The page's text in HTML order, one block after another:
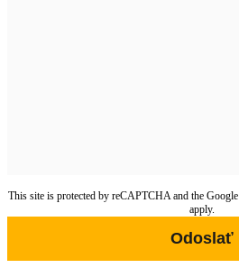
This site is protected by reCAPTCHA and the Google
apply.